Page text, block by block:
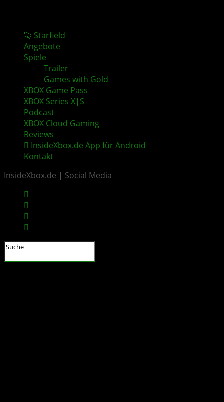
🚀 Starfield
Angebote
Spiele
Trailer
Games with Gold
XBOX Game Pass
XBOX Series X|S
Podcast
XBOX Cloud Gaming
Reviews
InsideXbox.de App für Android
Kontakt
InsideXbox.de | Social Media